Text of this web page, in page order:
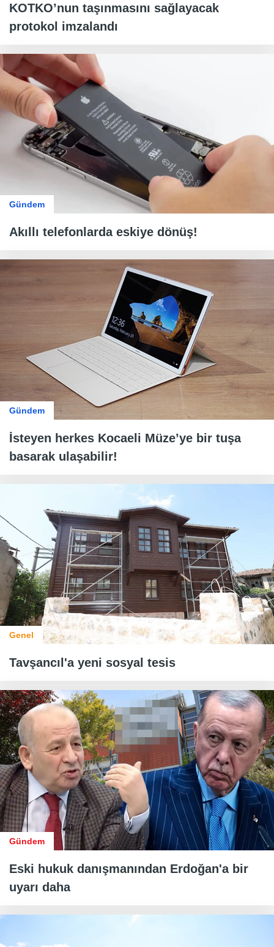
KOTKO’nun taşınmasını sağlayacak
protokol imzalandı
Gündem
Akıllı telefonlarda eskiye dönüş!
Gündem
İsteyen herkes Kocaeli Müze’ye bir tuşa
basarak ulaşabilir!
Genel
Tavşancıl'a yeni sosyal tesis
Gündem
Eski hukuk danışmanından Erdoğan'a bir
uyarı daha